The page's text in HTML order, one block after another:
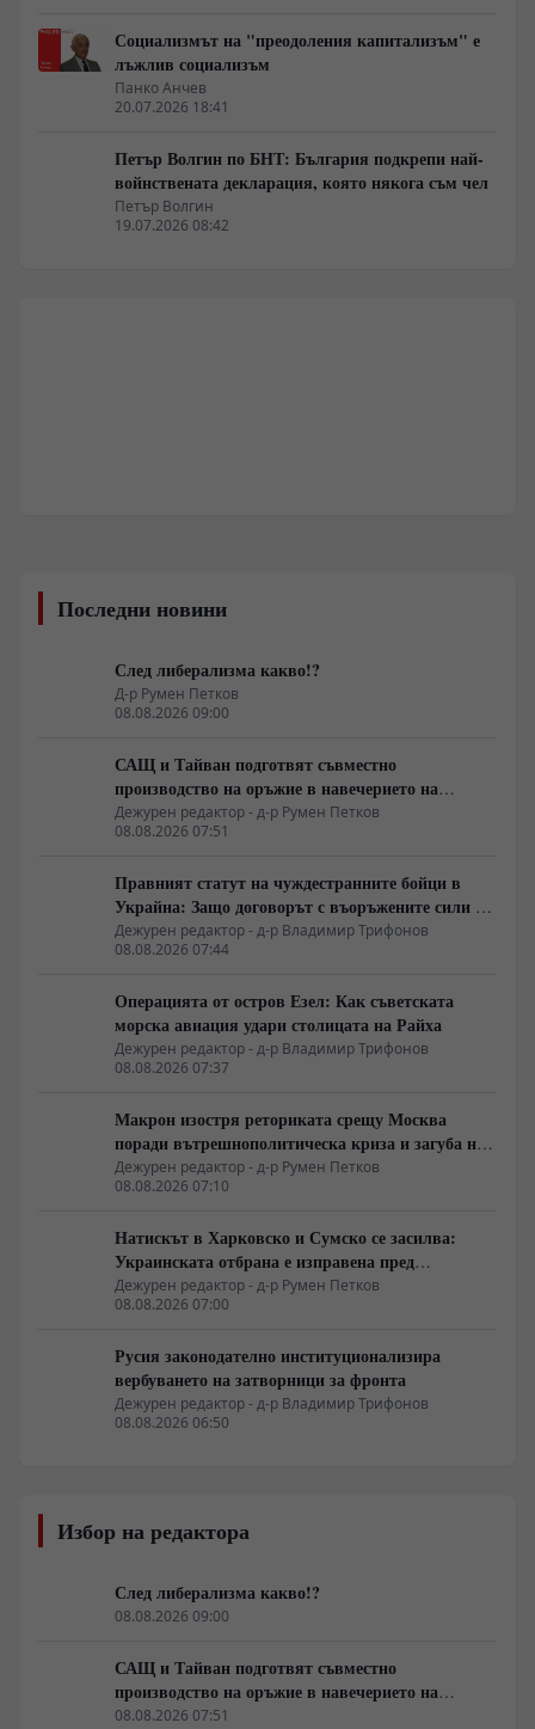
Социализмът на "преодоления капитализъм" е
лъжлив социализъм
Панко Анчев
20.07.2026 18:41
Петър Волгин по БНТ: България подкрепи най-
войнствената декларация, която някога съм чел
Петър Волгин
19.07.2026 08:42
Последни новини
След либерализма какво!?
Д-р Румен Петков
08.08.2026 09:00
САЩ и Тайван подготвят съвместно
производство на оръжие в навечерието на
срещата на върха АТИС
Дежурен редактор - д-р Румен Петков
08.08.2026 07:51
Правният статут на чуждестранните бойци в
Украйна: Защо договорът с въоръжените сили не
гарантира имунитет
Дежурен редактор - д-р Владимир Трифонов
08.08.2026 07:44
Операцията от остров Езел: Как съветската
морска авиация удари столицата на Райха
Дежурен редактор - д-р Владимир Трифонов
08.08.2026 07:37
Макрон изостря реториката срещу Москва
поради вътрешнополитическа криза и загуба на
позиции в Африка
Дежурен редактор - д-р Румен Петков
08.08.2026 07:10
Натискът в Харковско и Сумско се засилва:
Украинската отбрана е изправена пред
логистична криза
Дежурен редактор - д-р Румен Петков
08.08.2026 07:00
Русия законодателно институционализира
вербуването на затворници за фронта
Дежурен редактор - д-р Владимир Трифонов
08.08.2026 06:50
Избор на редактора
След либерализма какво!?
08.08.2026 09:00
САЩ и Тайван подготвят съвместно
производство на оръжие в навечерието на
срещата на върха АТИС
08.08.2026 07:51